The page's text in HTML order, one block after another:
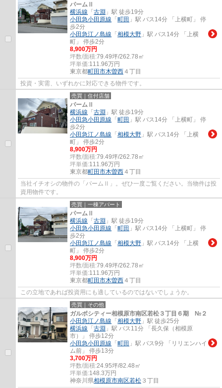
パームⅡ
横浜線 「 古淵 」駅 徒歩19分
小田急小田原線 「 町田 」駅 バス14分 「上横町」 停
歩2分
小田急江ノ島線 「 相模大野 」駅 バス14分 「上横
町」 停歩2分
8,900万円
坪数/面積:79.49坪/262.78㎡
坪単価:111.96万円
東京都町田市木曽西 ４丁目
投資・実需、いずれかに対応できる物件です。
売買｜住付店舗
パームⅡ
横浜線 「 古淵 」駅 徒歩19分
小田急小田原線 「 町田 」駅 バス14分 「上横町」 停
歩2分
小田急江ノ島線 「 相模大野 」駅 バス14分 「上横
町」 停歩2分
8,900万円
坪数/面積:79.49坪/262.78㎡
坪単価:111.96万円
東京都町田市木曽西 ４丁目
当社イチオシの物件の「パームⅡ」。ぜひ一度ご覧ください。当物件は投
資用物件です。
売買｜一棟アパート
パームⅡ
横浜線 「 古淵 」駅 徒歩19分
小田急小田原線 「 町田 」駅 バス14分 「上横町」 停
歩2分
小田急江ノ島線 「 相模大野 」駅 バス14分 「上横
町」 停歩2分
8,900万円
坪数/面積:79.49坪/262.78㎡
坪単価:111.96万円
東京都町田市木曽西 ４丁目
この立地であれば投資用にも適しているのではないでしょうか。
売買｜その他
ガルボシティー相模原市南区若松３丁目６期 №２
小田急江ノ島線 「 相模大野 」駅 徒歩25分
横浜線 「 古淵 」駅 バス11分 「長久保（相模原
市）」 停歩12分
小田急小田原線 「 町田 」駅 バス9分 「リリエンハイ
ム前」 停歩13分
3,700万円
坪数/面積:24.95坪/82.48㎡
坪単価:148.3万円
神奈川県相模原市南区若松 ３丁目